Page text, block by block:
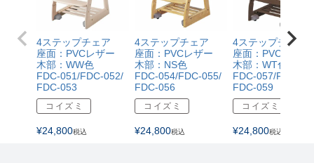
4ステップチェア
座面：PVCレザー
木部：WW色
FDC-051/FDC-052/
FDC-053
コイズミ
¥24,800税込
4ステップチェア
座面：PVCレザー
木部：NS色
FDC-054/FDC-055/
FDC-056
コイズミ
¥24,800税込
4ステップチェア
座面：PVCレザー
木部：WT色
FDC-057/FDC-
FDC-059
コイズミ
¥24,800税込